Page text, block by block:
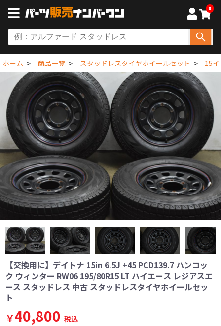
0
ホーム 商品一覧 スタッドレスタイヤホイールセット 15
【交換用に】デイトナ 15in 6.5J +45 PCD139.7 ハンコッ
ク ウィンター RW06 195/80R15 LT ハイエース レジアスエ
ース スタッドレス 中古 スタッドレスタイヤホイールセッ
ト
￥40,800 税込